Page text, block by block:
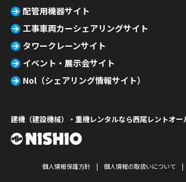
配管用機器サイト
工事車両カーシェアリングサイト
タワークレーンサイト
イベント・展示会サイト
Nol（シェアリング情報サイト）
建機（建設機械）・重機レンタルなら西尾レントオー
個人情報保護方針 個人情報の取扱いについて